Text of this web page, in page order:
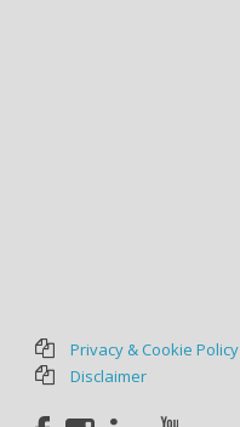
Privacy & Cookie Policy
Disclaimer